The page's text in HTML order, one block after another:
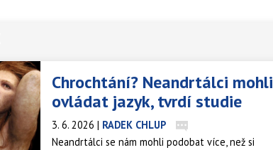
Chrochtání? Neandrtálci mohli
ovládat jazyk, tvrdí studie
3. 6. 2026 | RADEK CHLUP
Neandrtálci se nám mohli podobat více, než si